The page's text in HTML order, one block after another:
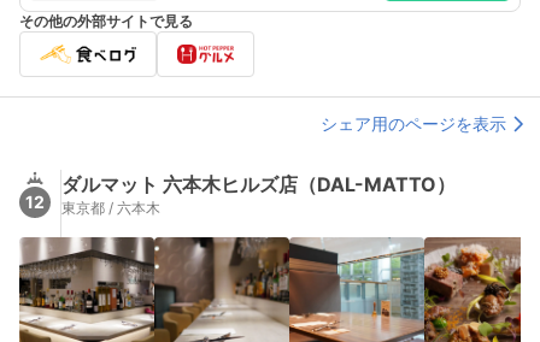
その他の外部サイトで見る
シェア用のページを表示
12
ダルマット 六本木ヒルズ店（DAL-MATTO）
東京都 / 六本木